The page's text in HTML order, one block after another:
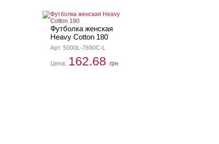
Футболка женская
Heavy Cotton 180
Арт. 5000L-7690C-L
Цена: 162.68 грн